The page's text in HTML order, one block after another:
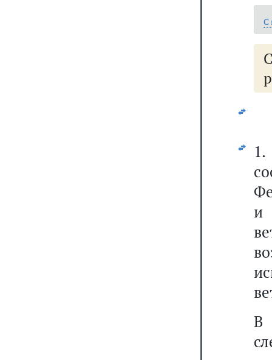
С
В